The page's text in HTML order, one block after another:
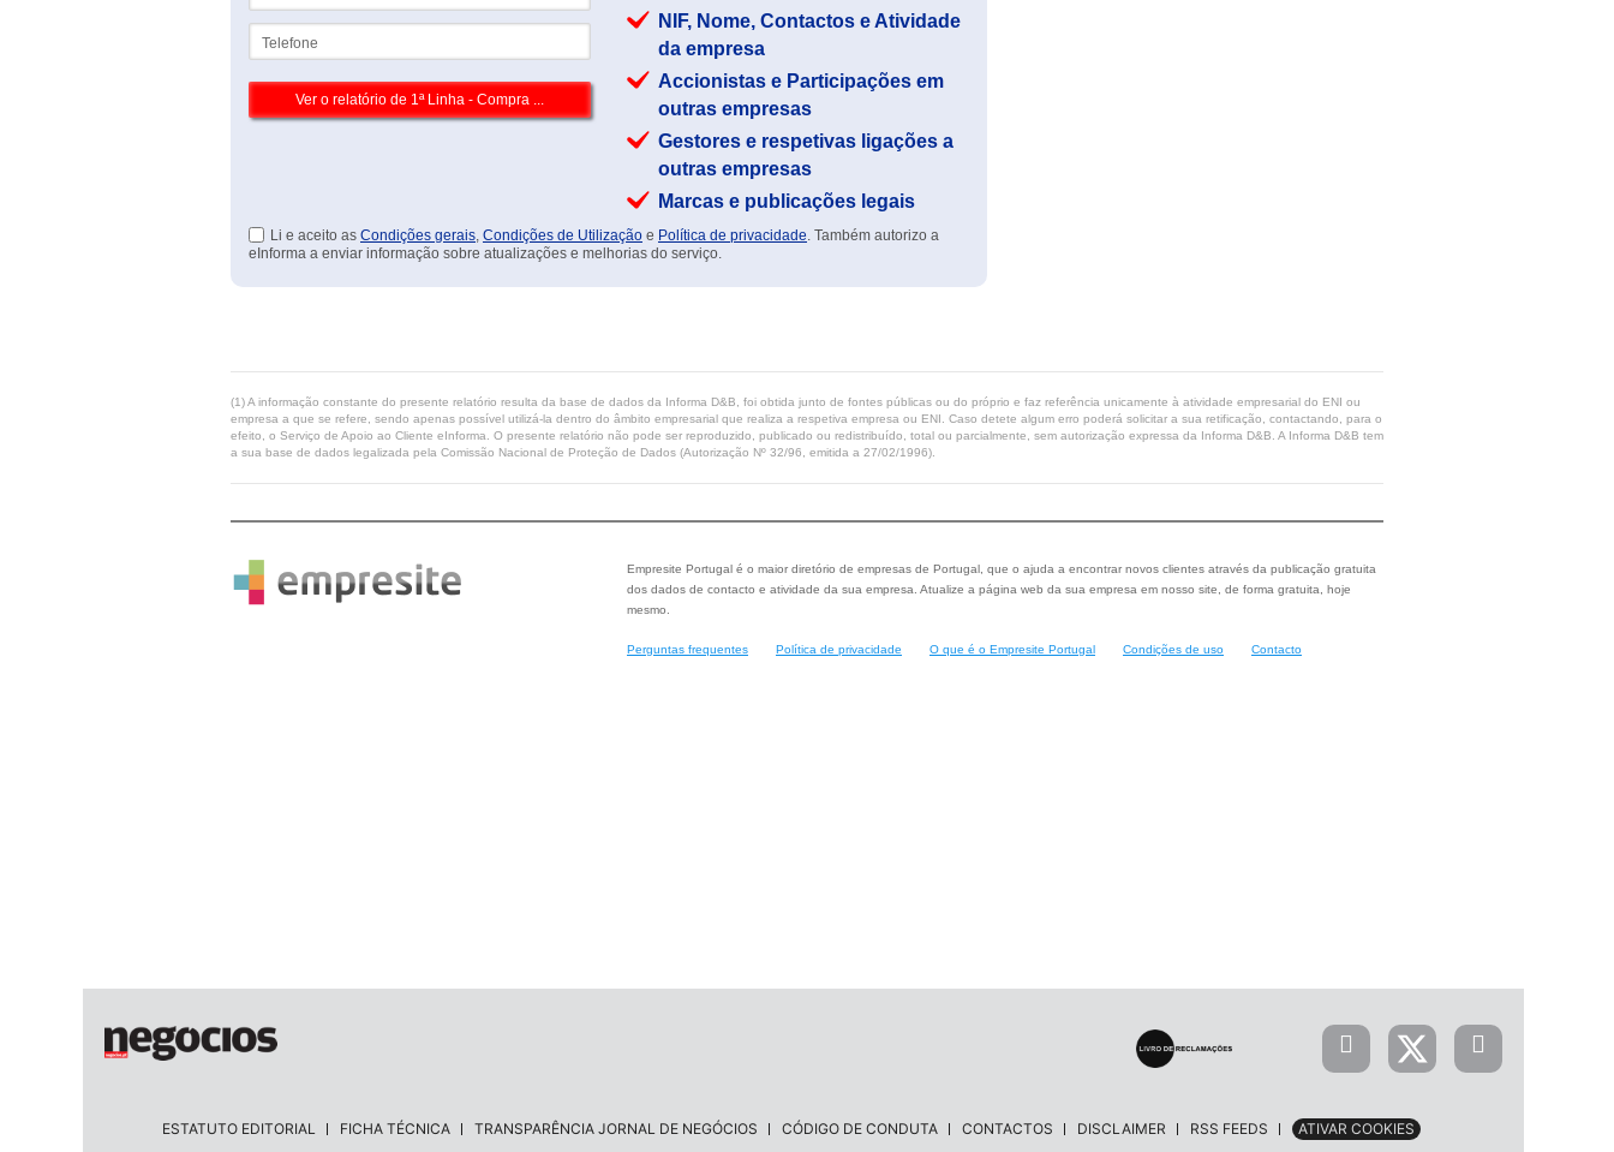
NIF, Nome, Contactos e Atividade
da empresa
Accionistas e Participações em
outras empresas
Gestores e respetivas ligações a
outras empresas
Marcas e publicações legais
Li e aceito as Condições gerais, Condições de Utilização e Política de privacidade. Também autorizo a
eInforma a enviar informação sobre atualizações e melhorias do serviço.
(1) A informação constante do presente relatório resulta da base de dados da Informa D&B, foi obtida junto de fontes públicas ou do próprio e faz referência unicamente à atividade empresarial do ENI ou
empresa a que se refere, sendo apenas possível utilizá-la dentro do âmbito empresarial que realiza a respetiva empresa ou ENI. Caso detete algum erro poderá solicitar a sua retificação, contactando, para o
efeito, o Serviço de Apoio ao Cliente eInforma. O presente relatório não pode ser reproduzido, publicado ou redistribuído, total ou parcialmente, sem autorização expressa da Informa D&B. A Informa D&B tem
a sua base de dados legalizada pela Comissão Nacional de Proteção de Dados (Autorização Nº 32/96, emitida a 27/02/1996).
Empresite Portugal é o maior diretório de empresas de Portugal, que o ajuda a encontrar novos clientes através da publicação gratuita
dos dados de contacto e atividade da sua empresa. Atualize a página web da sua empresa em nosso site, de forma gratuita, hoje
mesmo.
Perguntas frequentes Política de privacidade O que é o Empresite Portugal Condições de uso Contacto